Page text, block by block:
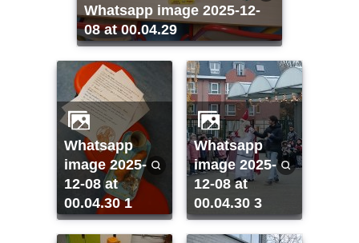
whatsapp image 2025-12-
08 at 00.04.29
whatsapp
image 2025-
12-08 at
00.04.30 1
whatsapp
image 2025-
12-08 at
00.04.30 3